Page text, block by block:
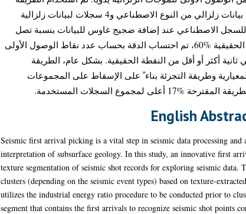
المقترحة لتحديد زمن الوصول الأولى لسجل بيانات زلزالي من النوع الاصطناعي و4 سجلات لبيانات زلزالية
بلغت دقة الطريقة المقترحة 100% للسجل الاصطناعي عند إضافة ضجيج غاوس للبيانات بنسبة تصل
إلى %10، بينما بلغت أقل نسبة دقة للبيانات الحقيقية %60، تم احتساب الدقة بحساب عدد نقاط الوصول الأولى
الزلزالية التي تقع في مدى 20 ميلي ثانية أكثر أو أقل من النقطة الحقيقية. بشكل عام، الطريقة
وطريقة التجزئة بناء ً على الإسقاط على المجموعات
لمجموع السجلات المستخدمة.
English
Seismic first arrival picking is a vital step in seismic data processing and
interpretation of subsurface geology. In this study, an innovative first
texture segmentation of seismic shot records for exploring seismic data.
clusters (depending on the seismic event types) based on texture-
utilizes the industrial energy ratio procedure to be conducted prior to
segment that contains the first arrivals to recognize seismic shot points